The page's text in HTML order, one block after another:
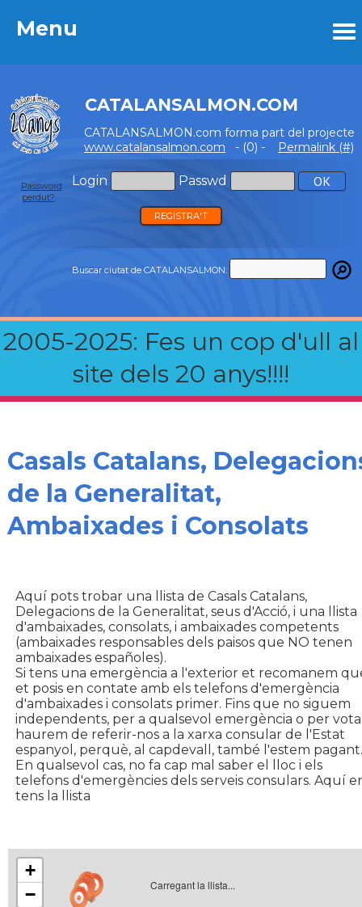
Menu
CATALANSALMON.COM
CATALANSALMON.com forma part del projecte
www.catalansalmon.com - (0) - Permalink (#)
Login Passwd
Password
perdut?
REGISTRA'T
Buscar ciutat de CATALANSALMON:
2005-2025: Fes un cop d'ull al
site dels 20 anys!!!!
Menu
Casals Catalans,
de la Generalitat,
Ambaixades i Consolats
Aquí pots trobar una llista de Casals Catalans,
Delegacions de la Generalitat, seus d'Acció, i una llista
d'ambaixades, consolats, i ambaixades competents
(ambaixades responsables dels paisos que NO tenen
ambaixades españoles).
Si tens una emergència a l'exterior et recomanem
et posis en contate amb els telefons d'emergència
d'ambaixades i consolats primer. Fins que no siguem
independents, per a qualsevol emergència o per
haurem de referir-nos a la xarxa consular de l'Estat
espanyol, perquè, al capdevall, també l'estem pagant.
En qualsevol cas, no fa cap mal saber el lloc i els
telefons d'emergències dels serveis consulars. Aquí
tens la llista
Carregant la llista...
+
−